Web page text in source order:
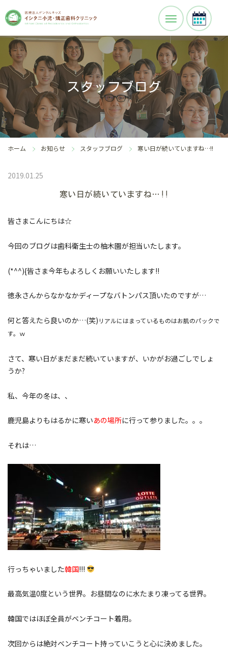
スタッフブログ
ホーム お知らせ スタッフブログ 寒い日が続いていますね…!!
2019.01.25
寒い日が続いていますね…!!
皆さまこんにちは☆
今回のブログは歯科衛生士の柚木園が担当いたします。
(*^^){皆さま今年もよろしくお願いいたします!!
徳永さんからなかなかディープなバトンパス頂いたのですが…
何と答えたら良いのか…(笑) リアルにはまっているものはお肌のパックで
す。ｗ
さて、寒い日がまだまだ続いていますが、いかがお過ごしでしょ
うか?
私、今年の冬は、、
鹿児島よりもはるかに寒いあの場所に行って参りました。。。
それは…
行っちゃいました韓国!!!
最高気温0度という世界。お昼間なのに水たまり凍ってる世界。
韓国ではほぼ全員がベンチコート着用。
次回からは絶対ベンチコート持っていこうと心に決めました。